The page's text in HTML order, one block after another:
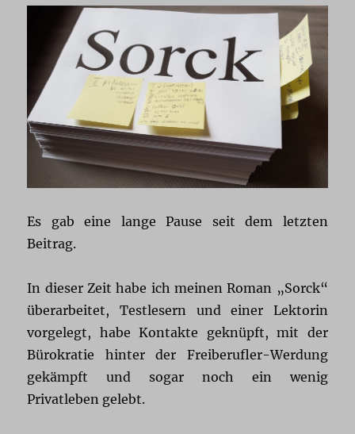
Es gab eine lange Pause seit dem letzten
Beitrag.
In dieser Zeit habe ich meinen Roman „Sorck“
überarbeitet, Testlesern und einer Lektorin
vorgelegt, habe Kontakte geknüpft, mit der
Bürokratie hinter der Freiberufler-Werdung
gekämpft und sogar noch ein wenig
Privatleben gelebt.